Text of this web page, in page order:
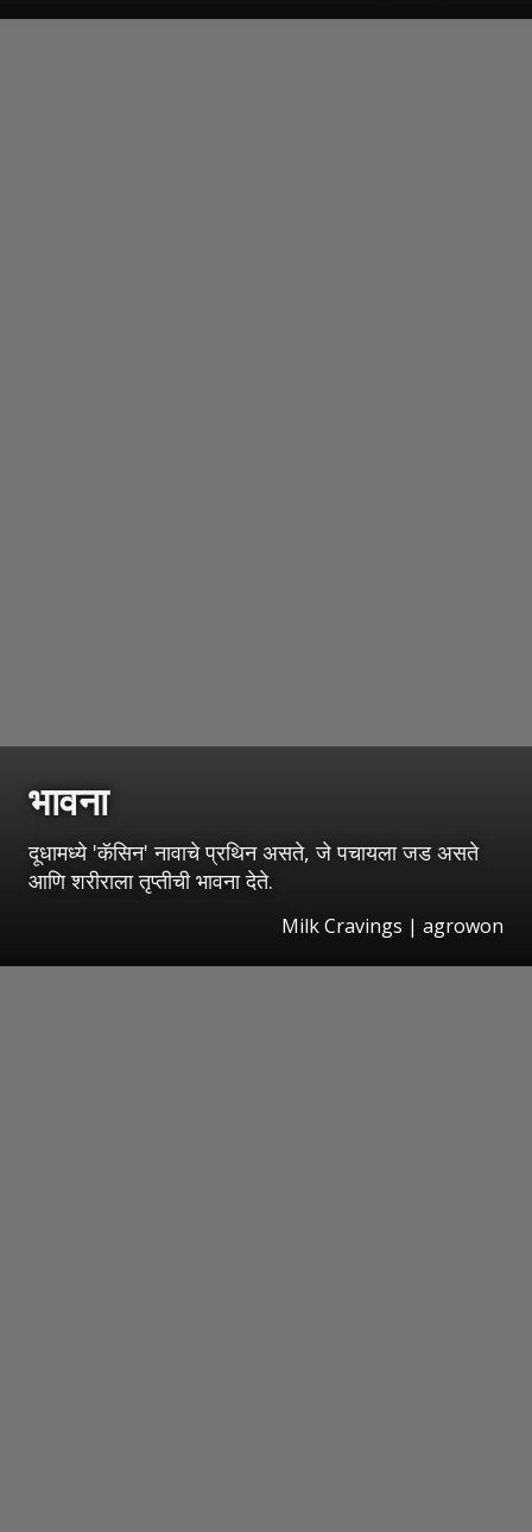
भावना
दूधामध्ये 'कॅसिन' नावाचे प्रथिन असते, जे पचायला जड असते
आणि शरीराला तृप्तीची भावना देते.
Milk Cravings | agrowon